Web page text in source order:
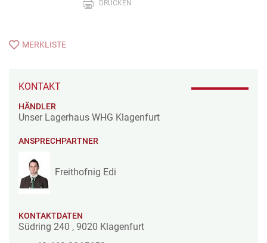
DRUCKEN
MERKLISTE
KONTAKT
HÄNDLER
Unser Lagerhaus WHG Klagenfurt
ANSPRECHPARTNER
Freithofnig Edi
KONTAKTDATEN
Südring 240 , 9020 Klagenfurt